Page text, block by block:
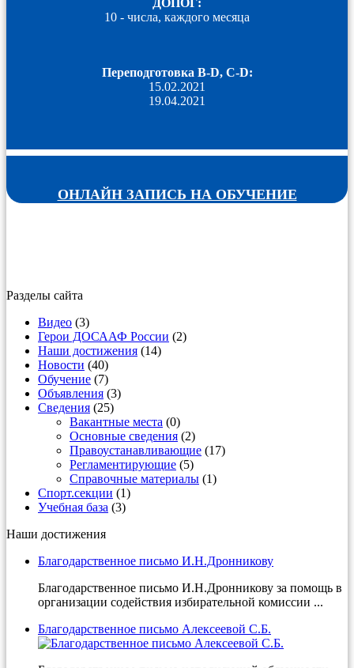
10 - числа, каждого месяца
Переподготовка B-D, C-D:
15.02.2021
19.04.2021
ОНЛАЙН ЗАПИСЬ НА ОБУЧЕНИЕ
Разделы сайта
Видео (3)
Герои ДОСААФ России (2)
Наши достижения (14)
Новости (40)
Обучение (7)
Объявления (3)
Сведения (25)
Вакантные места (0)
Основные сведения (2)
Правоустанавливающие (17)
Регламентирующие (5)
Справочные материалы (1)
Спорт.секции (1)
Учебная база (3)
Наши достижения
Благодарственное письмо И.Н.Дронникову
Благодарственное письмо И.Н.Дронникову за помощь в
организации содействия избирательной комиссии ...
Благодарственное письмо Алексеевой С.Б.